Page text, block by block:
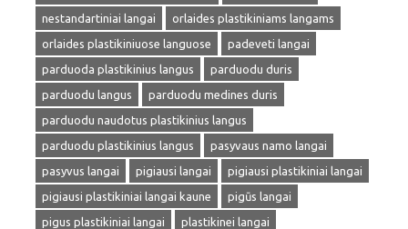
nestandartiniai langai
orlaides plastikiniams langams
orlaides plastikiniuose languose
padeveti langai
parduoda plastikinius langus
parduodu duris
parduodu langus
parduodu medines duris
parduodu naudotus plastikinius langus
parduodu plastikinius langus
pasyvaus namo langai
pasyvus langai
pigiausi langai
pigiausi plastikiniai langai
pigiausi plastikiniai langai kaune
pigūs langai
pigus plastikiniai langai
plastikinei langai